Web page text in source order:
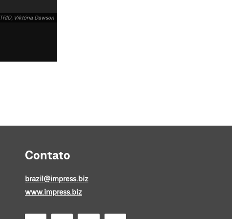
TRIO, Viktória Dawson
Contato
brazil@impress.biz
www.impress.biz